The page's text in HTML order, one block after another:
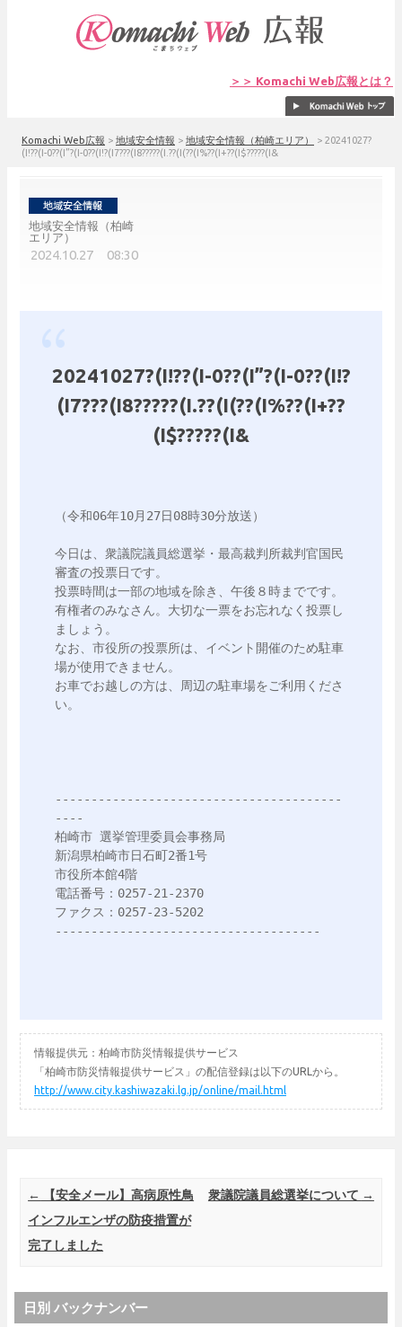
＞＞ Komachi Web広報とは？
Komachi Web広報 > 地域安全情報 > 地域安全情報（柏崎エリア） > 20241027?
(I!??(I-0??(I”?(I-0??(I!?(I7???(I8?????(I.??(I(??(I%??(I+??(I$?????(I&
地域安全情報（柏崎
エリア）
2024.10.27 08:30
20241027?(I!??(I-0??(I”?(I-0??(I!?
(I7???(I8?????(I.??(I(??(I%??(I+??
(I$?????(I&
（令和06年10月27日08時30分放送）
今日は、衆議院議員総選挙・最高裁判所裁判官国民
審査の投票日です。
投票時間は一部の地域を除き、午後８時までです。
有権者のみなさん。大切な一票をお忘れなく投票し
ましょう。
なお、市役所の投票所は、イベント開催のため駐車
場が使用できません。
お車でお越しの方は、周辺の駐車場をご利用くださ
い。
----------------------------------------
----
柏崎市 選挙管理委員会事務局
新潟県柏崎市日石町2番1号
市役所本館4階
電話番号：0257-21-2370
ファクス：0257-23-5202
-------------------------------------
情報提供元：柏崎市防災情報提供サービス
「柏崎市防災情報提供サービス」の配信登録は以下のURLから。
http://www.city.kashiwazaki.lg.jp/online/mail.html
Post navigation
←
【安全メール】高病原性鳥
インフルエンザの防疫措置が
完了しました
衆議院議員総選挙について →
日別 バックナンバー